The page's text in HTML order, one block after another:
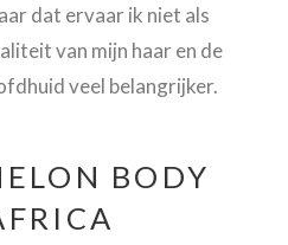
dat ervaar ik niet als
van mijn haar en de
veel belangrijker.
BODY